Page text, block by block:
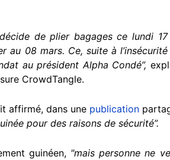
de plier bagages ce lundi
08 mars. Ce, suite à
au président Alpha Condé”,
CrowdTangle.
affirmé, dans une publication
pour des raisons de sécurité”.
guinéen, "mais personne ne